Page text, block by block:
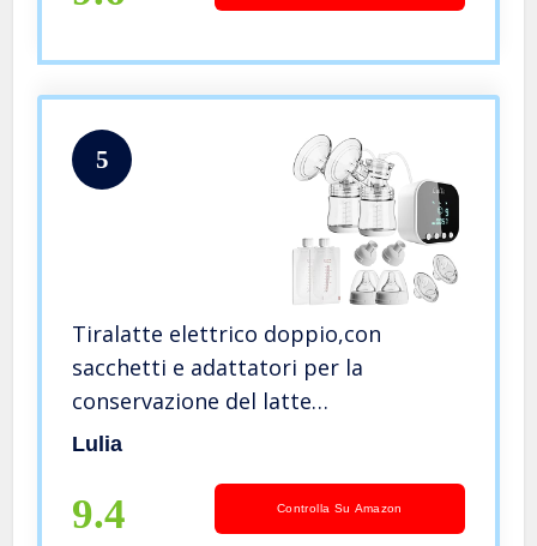
5
Tiralatte elettrico doppio,con
sacchetti e adattatori per la
conservazione del latte
materno,Aspirazione forte,Pulsante
la casa e i viaggi
Lulia
9.4 Controlla Su Amazon